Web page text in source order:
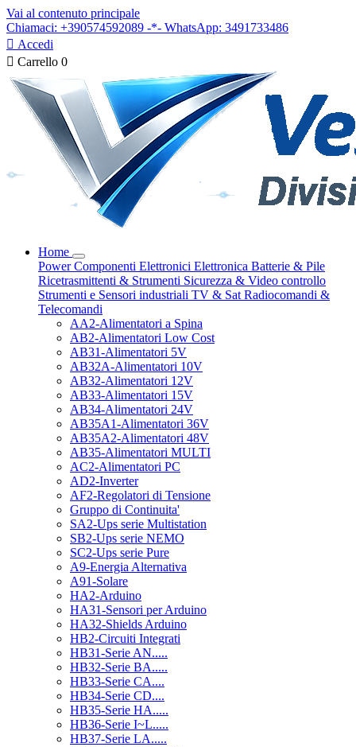
Vai al contenuto principale
Chiamaci: +390574592089 -*- WhatsApp: 3491733486
 Accedi
 Carrello 0
Home
PowerComponenti Elettronici Elettronica Batterie & Pile
Ricetrasmittenti & Strumenti Sicurezza & Video controllo
Strumenti e Sensori industriali TV & Sat Radiocomandi &
Telecomandi
AA2-Alimentatori a Spina
AB2-Alimentatori Low Cost
AB31-Alimentatori 5V
AB32A-Alimentatori 10V
AB32-Alimentatori 12V
AB33-Alimentatori 15V
AB34-Alimentatori 24V
AB35A1-Alimentatori 36V
AB35A2-Alimentatori 48V
AB35-Alimentatori MULTI
AC2-Alimentatori PC
AD2-Inverter
AF2-Regolatori di Tensione
Gruppo di Continuita'
SA2-Ups serie Multistation
SB2-Ups serie NEMO
SC2-Ups serie Pure
A9-Energia Alternativa
A91-Solare
HA2-Arduino
HA31-Sensori per Arduino
HA32-Shields Arduino
HB2-Circuiti Integrati
HB31-Serie AN.....
HB32-Serie BA.....
HB33-Serie CA....
HB34-Serie CD....
HB35-Serie HA.....
HB36-Serie I~L.....
HB37-Serie LA.....